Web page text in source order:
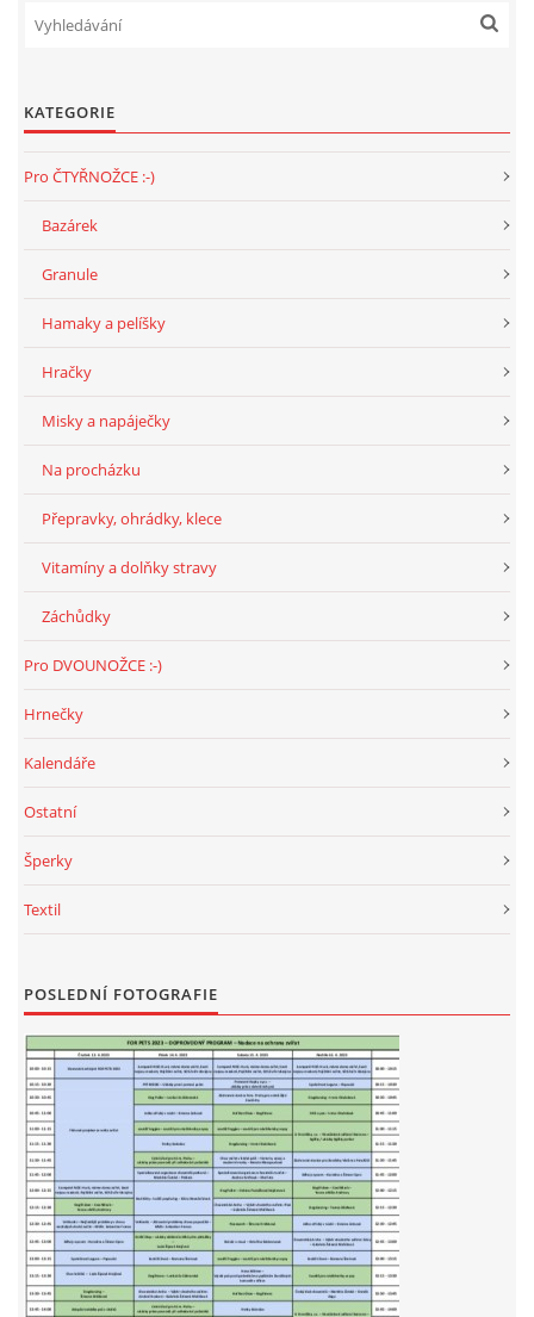
KATEGORIE
Pro ČTYŘNOŽCE :-)
Bazárek
Granule
Hamaky a pelíšky
Hračky
Misky a napáječky
Na procházku
Přepravky, ohrádky, klece
Vitamíny a dolňky stravy
Záchůdky
Pro DVOUNOŽCE :-)
Hrnečky
Kalendáře
Ostatní
Šperky
Textil
POSLEDNÍ FOTOGRAFIE